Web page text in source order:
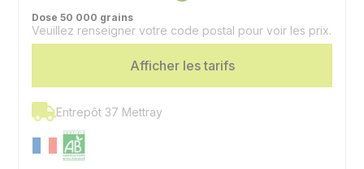
Type
Dose 50 000 grains
Veuillez renseigner votre code postal pour voir les prix.
Afficher les tarifs
Entrepôt 37 Mettray